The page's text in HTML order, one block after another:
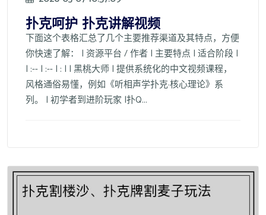
扑克呵护 扑克讲解视频
下面这个表格汇总了几个主要推荐渠道及其特点，方便
你快速了解： | 资源平台 / 作者 | 主要特点 | 适合阶段 |
| :-- | :-- | : | | 黑桃大师 | 提供系统化的中文视频课程，
风格通俗易懂，例如《听相声学扑克·核心理论》系
列。 | 初学者到进阶玩家 |扑Q...